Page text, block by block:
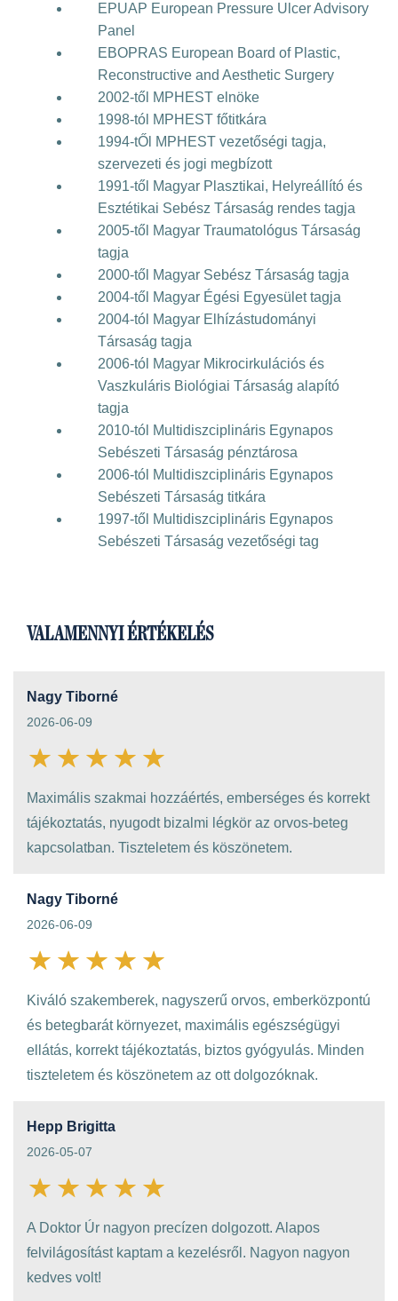
EPUAP European Pressure Ulcer Advisory
Panel
EBOPRAS European Board of Plastic,
Reconstructive and Aesthetic Surgery
2002-től MPHEST elnöke
1998-tól MPHEST főtitkára
1994-tŐl MPHEST vezetőségi tagja,
szervezeti és jogi megbízott
1991-től Magyar Plasztikai, Helyreállító és
Esztétikai Sebész Társaság rendes tagja
2005-től Magyar Traumatológus Társaság
tagja
2000-től Magyar Sebész Társaság tagja
2004-től Magyar Égési Egyesület tagja
2004-tól Magyar Elhízástudományi
Társaság tagja
2006-tól Magyar Mikrocirkulációs és
Vaszkuláris Biológiai Társaság alapító
tagja
2010-tól Multidiszciplináris Egynapos
Sebészeti Társaság pénztárosa
2006-tól Multidiszciplináris Egynapos
Sebészeti Társaság titkára
1997-től Multidiszciplináris Egynapos
Sebészeti Társaság vezetőségi tag
VALAMENNYI ÉRTÉKELÉS
Nagy Tiborné
2026-06-09
Maximális szakmai hozzáértés, emberséges és korrekt
tájékoztatás, nyugodt bizalmi légkör az orvos-beteg
kapcsolatban. Tiszteletem és köszönetem.
Nagy Tiborné
2026-06-09
Kiváló szakemberek, nagyszerű orvos, emberközpontú
és betegbarát környezet, maximális egészségügyi
ellátás, korrekt tájékoztatás, biztos gyógyulás. Minden
tiszteletem és köszönetem az ott dolgozóknak.
Hepp Brigitta
2026-05-07
A Doktor Úr nagyon precízen dolgozott. Alapos
felvilágosítást kaptam a kezelésről. Nagyon nagyon
kedves volt!